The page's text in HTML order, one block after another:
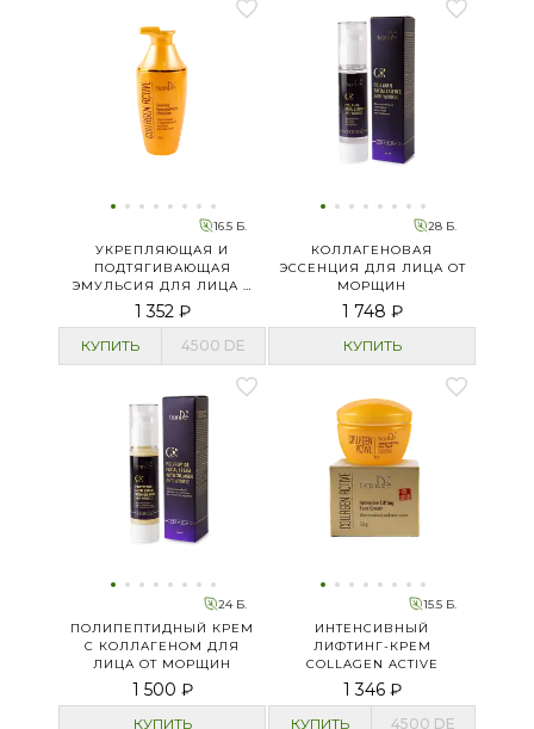
16.5 Б.
УКРЕПЛЯЮЩАЯ И
ПОДТЯГИВАЮЩАЯ
ЭМУЛЬСИЯ ДЛЯ ЛИЦА И
ШЕИ COLLAGEN ACTIVE
1 352 ₽
КУПИТЬ 4500 DE
28 Б.
КОЛЛАГЕНОВАЯ
ЭССЕНЦИЯ ДЛЯ ЛИЦА ОТ
МОРЩИН
1 748 ₽
КУПИТЬ
24 Б.
ПОЛИПЕПТИДНЫЙ КРЕМ
С КОЛЛАГЕНОМ ДЛЯ
ЛИЦА ОТ МОРЩИН
1 500 ₽
КУПИТЬ
15.5 Б.
ИНТЕНСИВНЫЙ
ЛИФТИНГ-КРЕМ
COLLAGEN ACTIVE
1 346 ₽
КУПИТЬ 4500 DE